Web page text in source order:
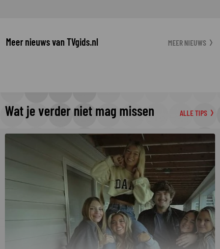
Meer nieuws van TVgids.nl MEER NIEUWS
Wat je verder niet mag missen ALLE TIPS